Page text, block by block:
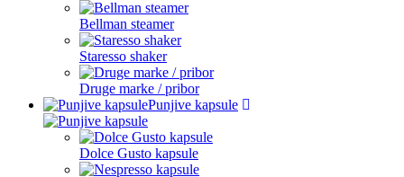
Bellman steamer
Staresso shaker
Druge marke / pribor
Punjive kapsule
Dolce Gusto kapsule